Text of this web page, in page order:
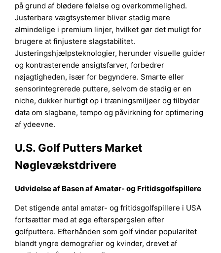
på grund af blødere følelse og overkommelighed.
Justerbare vægtsystemer bliver stadig mere
almindelige i premium linjer, hvilket gør det muligt for
brugere at finjustere slagstabilitet.
Justeringshjælpsteknologier, herunder visuelle guider
og kontrasterende ansigtsfarver, forbedrer
nøjagtigheden, især for begyndere. Smarte eller
sensorintegrerede puttere, selvom de stadig er en
niche, dukker hurtigt op i træningsmiljøer og tilbyder
data om slagbane, tempo og påvirkning for optimering
af ydeevne.
U.S. Golf Putters Market
Nøglevækstdrivere
Udvidelse af Basen af Amatør- og Fritidsgolfspillere
Det stigende antal amatør- og fritidsgolfspillere i USA
fortsætter med at øge efterspørgslen efter
golfputtere. Efterhånden som golf vinder popularitet
blandt yngre demografier og kvinder, drevet af